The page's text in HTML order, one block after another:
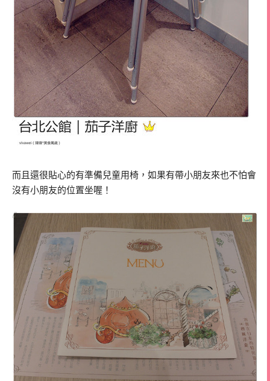
而且還很貼心的有準備兒童用椅，如果有帶小朋友來也不怕會
沒有小朋友的位置坐喔！